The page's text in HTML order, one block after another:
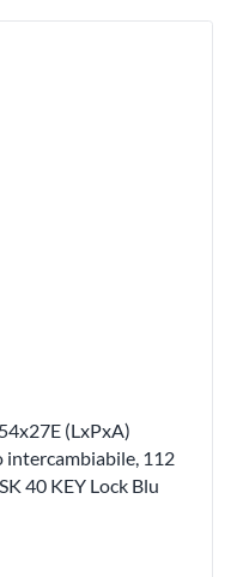
(LxPxA)
112
40 KEY Lock Blu